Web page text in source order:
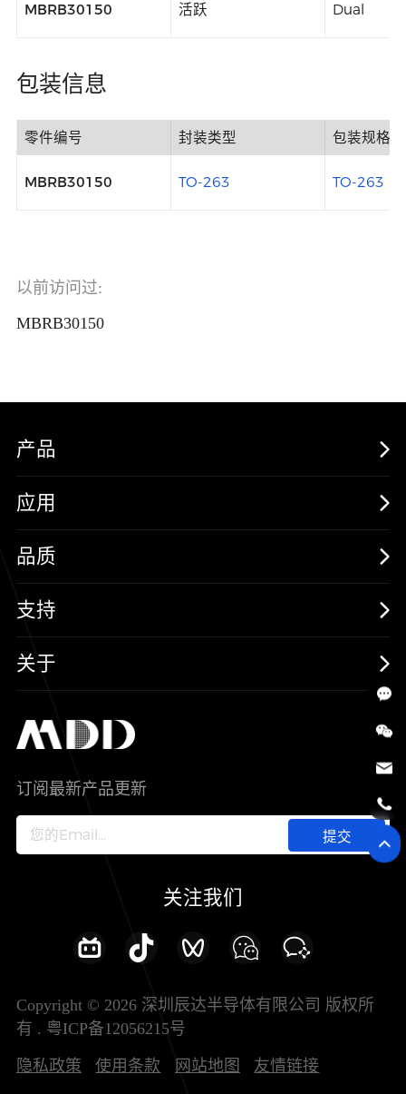
MBRB30150 活跃 Dual
包装信息
零件编号 封装类型 包装规格
MBRB30150 TO-263 TO-263
以前访问过:
MBRB30150
产品
MOSFETs
保护器件
三极管
SiC
IC
应用
消费电子
汽车电子
新能源
智能家居
新兴行业
品质
可靠性实验室
质量与环境
其他信息(PCN)
支持
样品与支持
关于
加入我们
订阅最新产品更新
提交
关注我们
Copyright © 2026 深圳辰达半导体有限公司 版权所
有 . 粤ICP备12056215号
隐私政策 使用条款 网站地图 友情链接